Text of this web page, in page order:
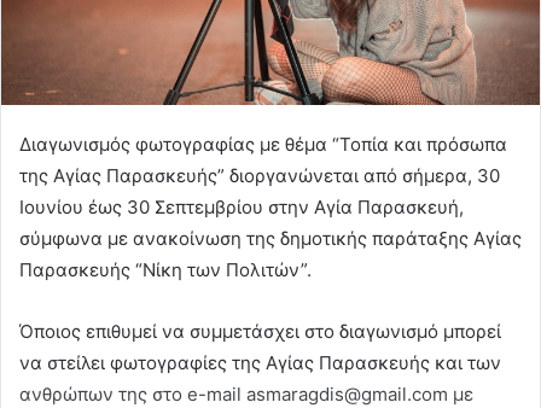
Διαγωνισμός φωτογραφίας με θέμα “Τοπία και πρόσωπα
της Αγίας Παρασκευής” διοργανώνεται από σήμερα, 30
Ιουνίου έως 30 Σεπτεμβρίου στην Αγία Παρασκευή,
σύμφωνα με ανακοίνωση της δημοτικής παράταξης Αγίας
Παρασκευής “Νίκη των Πολιτών”.
Όποιος επιθυμεί να συμμετάσχει στο διαγωνισμό μπορεί
να στείλει φωτογραφίες της Αγίας Παρασκευής και των
ανθρώπων της στο e-mail asmaragdis@gmail.com με